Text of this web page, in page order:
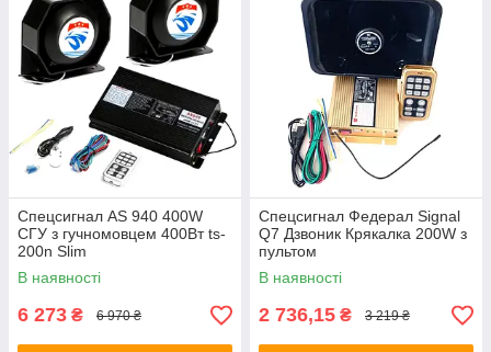
Спецсигнал AS 940 400W
СГУ з гучномовцем 400Вт ts-
200n Slim
В наявності
6 273 ₴ 6 970 ₴
Спецсигнал Федерал Signal
Q7 Дзвоник Крякалка 200W з
пультом
В наявності
2 736,15 ₴ 3 219 ₴